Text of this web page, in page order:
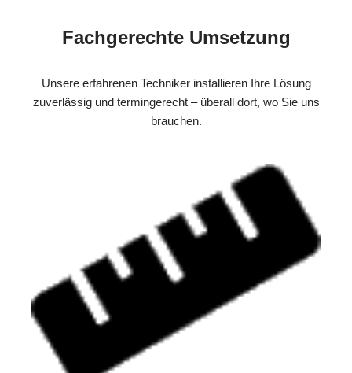
Fachgerechte Umsetzung
Unsere erfahrenen Techniker installieren Ihre Lösung
zuverlässig und termingerecht – überall dort, wo Sie uns
brauchen.